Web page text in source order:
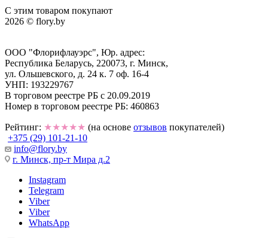
С этим товаром покупают
2026 © flory.by
ООО "Флорифлауэрс", Юр. адрес:
Республика Беларусь, 220073, г. Минск,
ул. Ольшевского, д. 24 к. 7 оф. 16-4
УНП: 193229767
В торговом реестре РБ с 20.09.2019
Номер в торговом реестре РБ: 460863
Рейтинг: ★★★★★ (на основе отзывов покупателей)
+375 (29) 101-21-10
info@flory.by
г. Минск, пр-т Мира д.2
Instagram
Telegram
Viber
Viber
WhatsApp